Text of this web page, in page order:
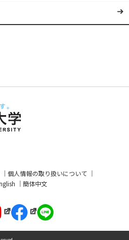
個人情報の取り扱いについて
簡体中文